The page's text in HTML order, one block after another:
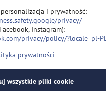
i prywatność:
privacy/
Instagram):
privacy/policy/?locale=pl-PL
prywatności
wszystkie pliki cookie